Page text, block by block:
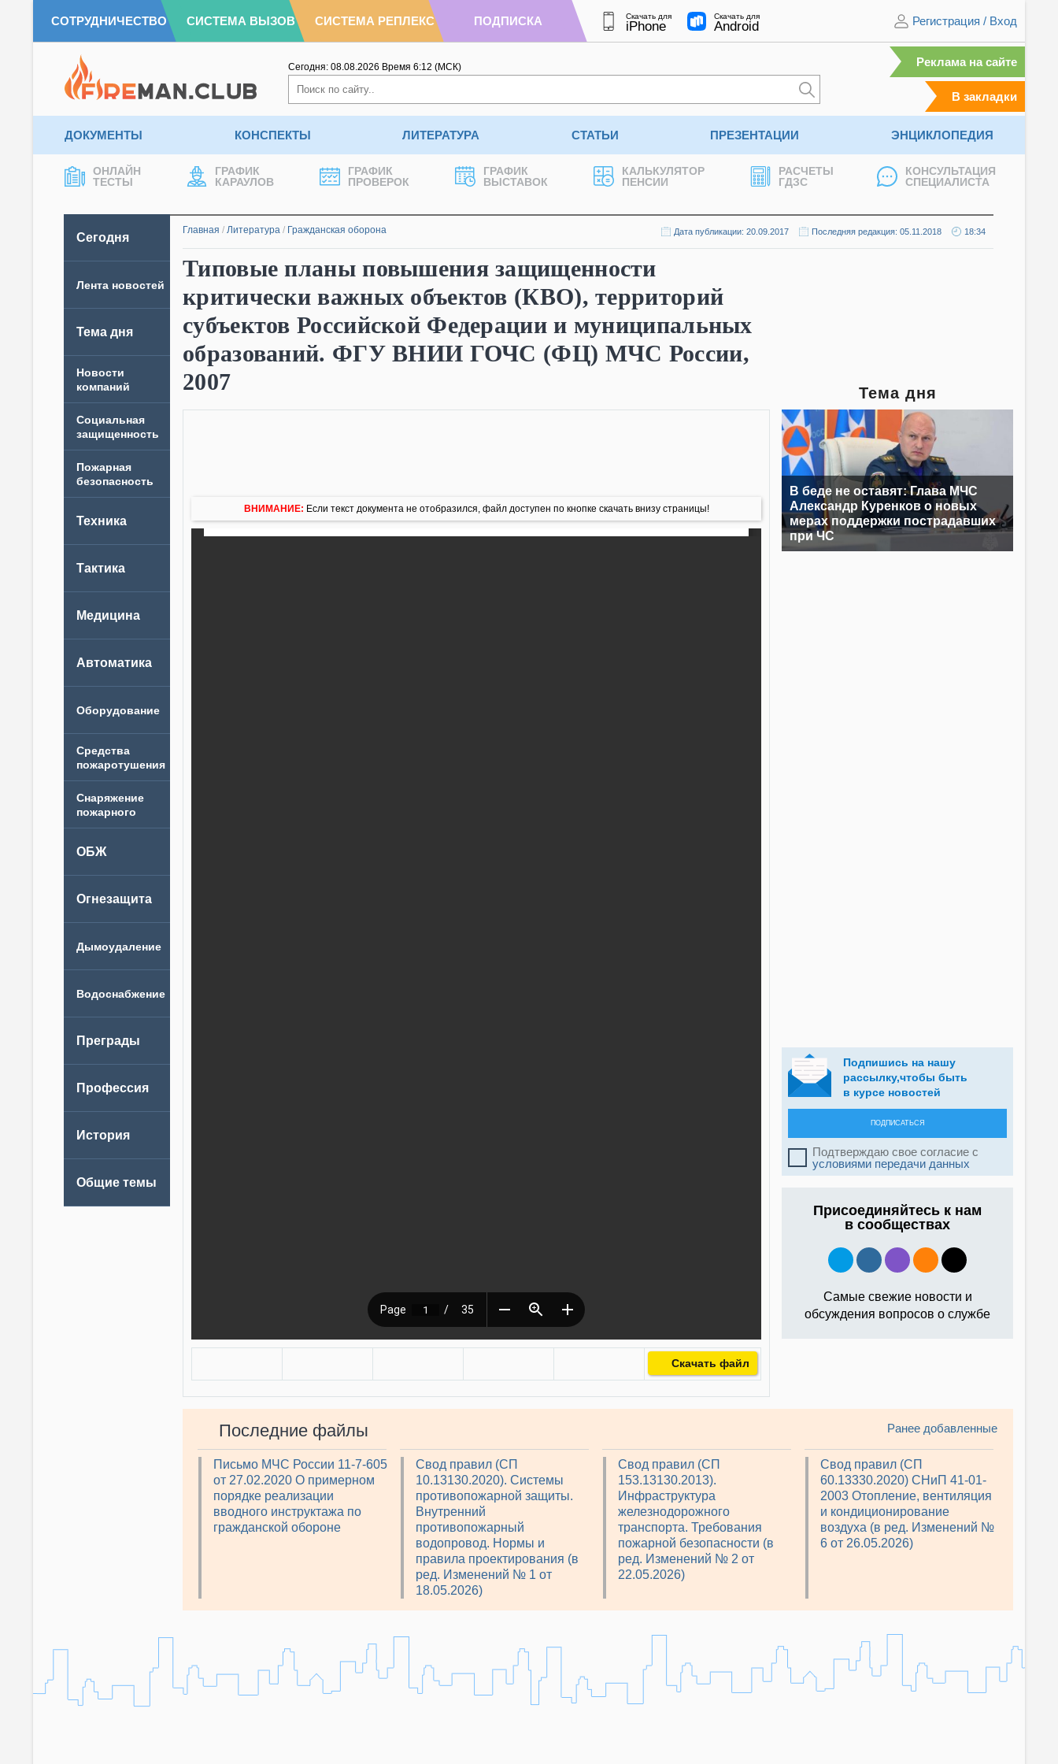
СОТРУДНИЧЕСТВО СИСТЕМА ВЫЗОВ СИСТЕМА РЕПЛЕКС ПОДПИСКА Скачать для
iPhone
Скачать для
Android Регистрация / Вход
Сегодня: 08.08.2026 Время 6:12 (МСК) Реклама на сайте
В закладки
ДОКУМЕНТЫ КОНСПЕКТЫ ЛИТЕРАТУРА СТАТЬИ ПРЕЗЕНТАЦИИ ЭНЦИКЛОПЕДИЯ
ОНЛАЙН
ТЕСТЫ
ГРАФИК
КАРАУЛОВ
ГРАФИК
ПРОВЕРОК
ГРАФИК
ВЫСТАВОК
КАЛЬКУЛЯТОР
ПЕНСИИ
РАСЧЕТЫ
ГДЗС
КОНСУЛЬТАЦИЯ
СПЕЦИАЛИСТА
Сегодня
Лента новостей
Тема дня
Новости
компаний
Главная / Литература / Гражданская оборона Дата публикации: 20.09.2017 Последняя редакция: 05.11.2018 18:34
Типовые планы повышения защищенности
критически важных объектов (КВО), территорий
субъектов Российской Федерации и муниципальных
образований. ФГУ ВНИИ ГОЧС (ФЦ) МЧС России,
2007
ВНИМАНИЕ: Если текст документа не отобразился, файл доступен по кнопке скачать внизу страницы!
Скачать файл
Тема дня
В беде не оставят: Глава МЧС
Александр Куренков о новых
мерах поддержки пострадавших
при ЧС
Подпишись на нашу
рассылку,чтобы быть
в курсе новостей
ПОДПИСАТЬСЯ
Подтверждаю свое согласие с
условиями передачи данных
Присоединяйтесь к нам
в сообществах
Самые свежие новости и
обсуждения вопросов о службе
Последние файлы
Письмо МЧС России 11-7-605
от 27.02.2020 О примерном
порядке реализации
вводного инструктажа по
гражданской обороне
Свод правил (СП
10.13130.2020). Системы
противопожарной защиты.
Внутренний
противопожарный
водопровод. Нормы и
правила проектирования (в
ред. Изменений № 1 от
18.05.2026)
Свод правил (СП
153.13130.2013).
Инфраструктура
железнодорожного
транспорта. Требования
пожарной безопасности (в
ред. Изменений № 2 от
22.05.2026)
Свод правил (СП
60.13330.2020) СНиП 41-01-
2003 Отопление, вентиляция
и кондиционирование
воздуха (в ред. Изменений №
6 от 26.05.2026)
Ранее добавленные